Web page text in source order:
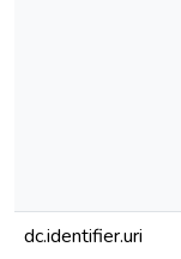
dc.identifier.uri